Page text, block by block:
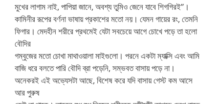
মুখের লাগাম নাই, পাপিয়া জানে, অবশ্য তুমিও জেনে যাবে শিগগিরই”।
কামিনীর রূপের বর্ণনা ভাষায় প্রকাশের মতো নয়। যেমন গায়ের রং, তেমনি
ফিগার। মেদহীন শরীরে প্রথমেই যেটা সবচেয়ে আগে চোখে পড়ে তা হলো
বৌদির
গম্বুজের মতো চোখা মাথাওয়ালা মাইগুলো। পরনে একটা ম্যাক্সি এবং আমি
বাজি ধরে বলতে পারি বৌদি ব্রা পড়েনি, সম্ভবত বাসায় পড়ে না।
অনেকরই এই অভ্যেসটা আছে, বিশেষ করে যদি বাসায় গেস্ট কম আসে
আর পুরুষ